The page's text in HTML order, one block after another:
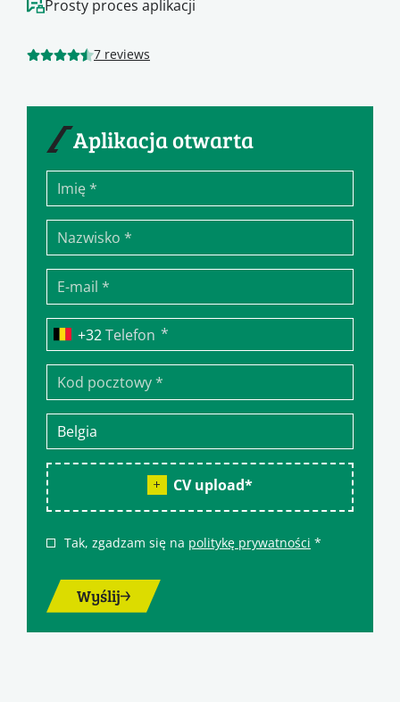
Aplikacja otwarta
Telefon *
CV upload*
Tak, zgadzam się na politykę prywatności *
Wyślij
Prosty proces aplikacji
7 reviews